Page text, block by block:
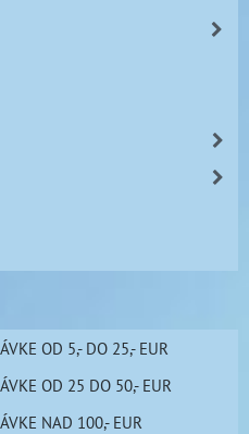
OD 5,- DO 25,- EUR
OD 25 DO 50,- EUR
NAD 100,- EUR